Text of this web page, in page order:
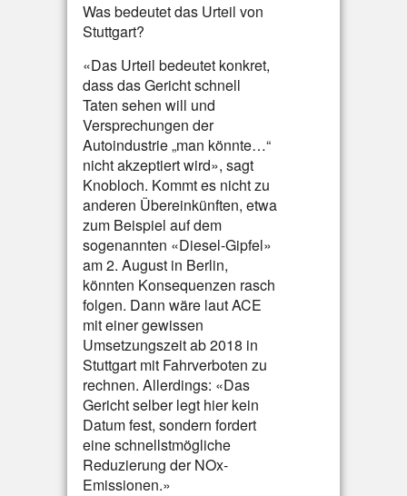
Was bedeutet das Urteil von
Stuttgart?
«Das Urteil bedeutet konkret,
dass das Gericht schnell
Taten sehen will und
Versprechungen der
Autoindustrie „man könnte…“
nicht akzeptiert wird», sagt
Knobloch. Kommt es nicht zu
anderen Übereinkünften, etwa
zum Beispiel auf dem
sogenannten «Diesel-Gipfel»
am 2. August in Berlin,
könnten Konsequenzen rasch
folgen. Dann wäre laut ACE
mit einer gewissen
Umsetzungszeit ab 2018 in
Stuttgart mit Fahrverboten zu
rechnen. Allerdings: «Das
Gericht selber legt hier kein
Datum fest, sondern fordert
eine schnellstmögliche
Reduzierung der NOx-
Emissionen.»